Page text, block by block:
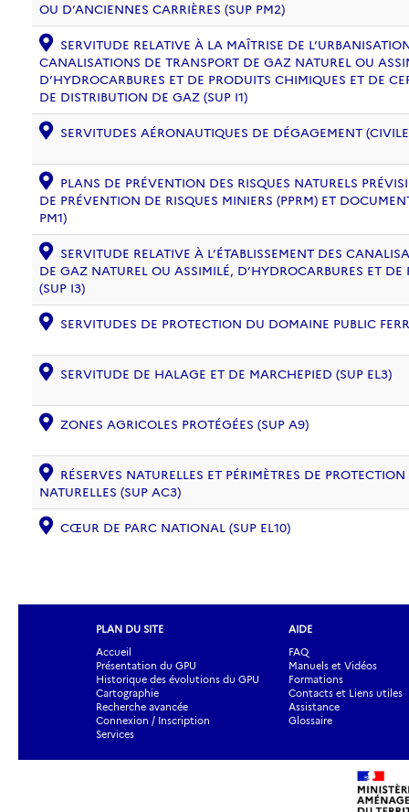
OU D’ANCIENNES CARRIÈRES (SUP PM2)
SERVITUDE RELATIVE À LA MAÎTRISE DE
CANALISATIONS DE TRANSPORT DE GAZ NATUREL OU
D’HYDROCARBURES ET DE PRODUITS CHIMIQUES ET DE
DE DISTRIBUTION DE GAZ (SUP I1)
SERVITUDES AÉRONAUTIQUES DE DÉGAGEMENT
PLANS DE PRÉVENTION DES RISQUES NATURELS
DE PRÉVENTION DE RISQUES MINIERS (PPRM) ET
PM1)
SERVITUDE RELATIVE À L’ÉTABLISSEMENT DES
DE GAZ NATUREL OU ASSIMILÉ, D’HYDROCARBURES ET
(SUP I3)
SERVITUDES DE PROTECTION DU DOMAINE PUBLIC
SERVITUDE DE HALAGE ET DE MARCHEPIED (SUP EL3)
ZONES AGRICOLES PROTÉGÉES (SUP A9)
RÉSERVES NATURELLES ET PÉRIMÈTRES DE
NATURELLES (SUP AC3)
CŒUR DE PARC NATIONAL (SUP EL10)
PLAN DU SITE
Accueil
Présentation du GPU
Historique des évolutions du GPU
Cartographie
Recherche avancée
Connexion / Inscription
Services
AIDE
FAQ
Manuels et Vidéos
Formations
Contacts et Liens utiles
Assistance
Glossaire